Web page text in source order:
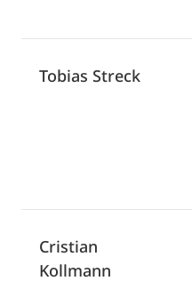
Tobias Streck
Cristian
Kollmann